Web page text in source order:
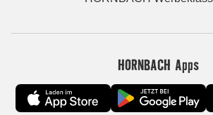
HORNBACH Apps